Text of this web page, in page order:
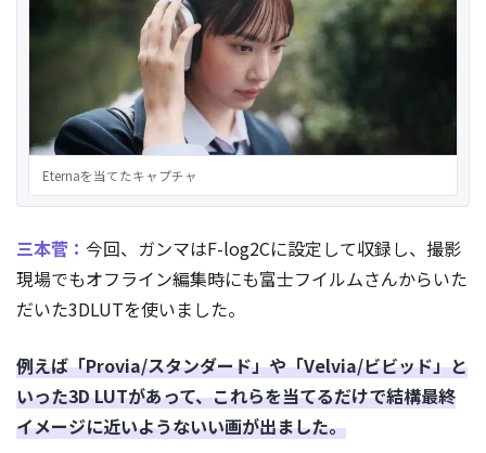
Eternaを当てたキャプチャ
三本菅： 今回、ガンマはF-log2Cに設定して収録し、撮影
現場でもオフライン編集時にも富士フイルムさんからいた
だいた3DLUTを使いました。
例えば「Provia/スタンダード」や「Velvia/ビビッド」と
いった3D LUTがあって、これらを当てるだけで結構最終
イメージに近いようないい画が出ました。